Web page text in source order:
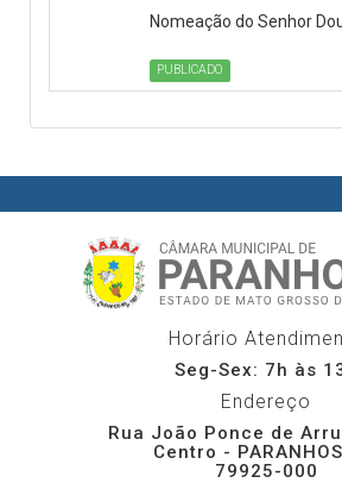
Nomeação do Senhor
PUBLICADO
Horário
Seg-Sex: 7h às
Endereço
Rua João Ponce de
Centro -
79925-000